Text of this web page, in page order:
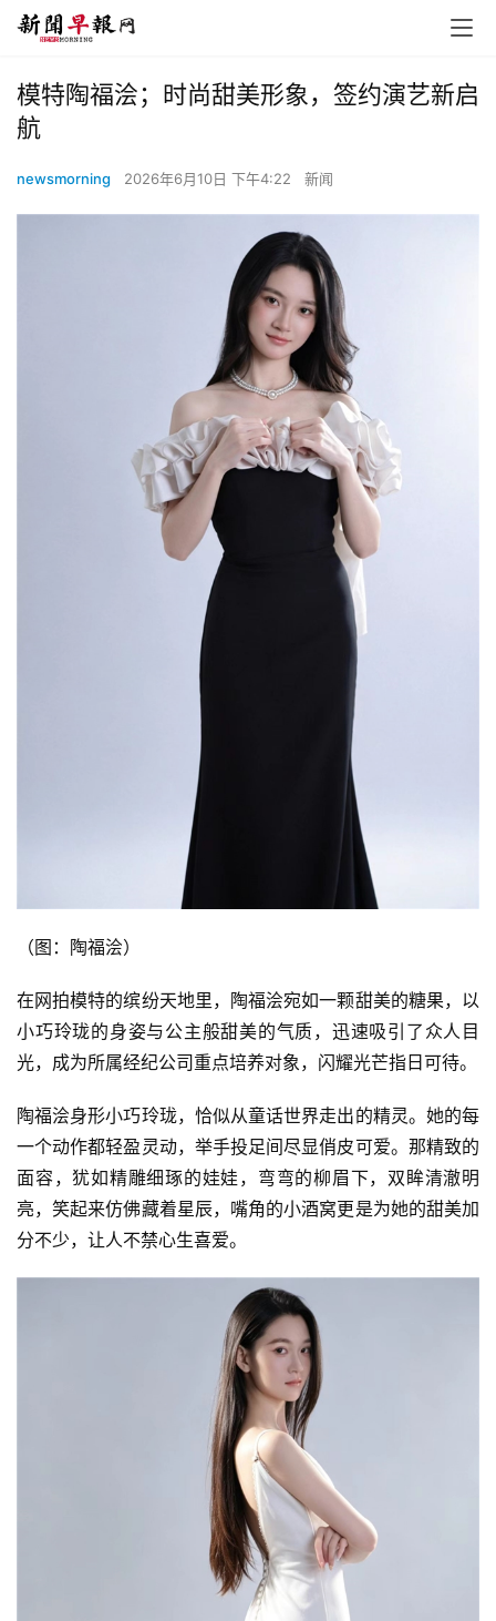
模特陶福浍；时尚甜美形象，签约演艺新启
航
newsmorning 2026年6月10日 下午4:22 新闻
（图：陶福浍）
在网拍模特的缤纷天地里，陶福浍宛如一颗甜美的糖果，以
小巧玲珑的身姿与公主般甜美的气质，迅速吸引了众人目
光，成为所属经纪公司重点培养对象，闪耀光芒指日可待。
陶福浍身形小巧玲珑，恰似从童话世界走出的精灵。她的每
一个动作都轻盈灵动，举手投足间尽显俏皮可爱。那精致的
面容，犹如精雕细琢的娃娃，弯弯的柳眉下，双眸清澈明
亮，笑起来仿佛藏着星辰，嘴角的小酒窝更是为她的甜美加
分不少，让人不禁心生喜爱。